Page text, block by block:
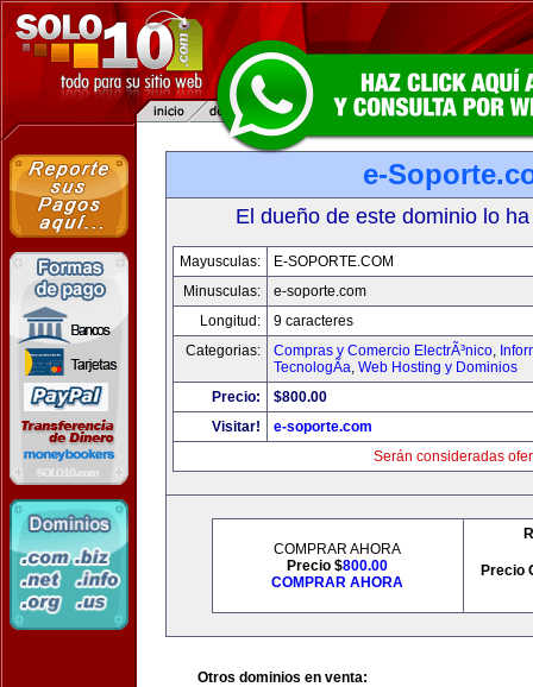
e-
El dueño de este dominio lo
Mayusculas:
E-SOPORTE.COM
Minusculas:
e-soporte.com
Longitud:
9 caracteres
Categorias:
Compras y Comercio ElectrÃ³nico,
TecnologÃ­a, Web Hosting y Dominios
Precio:
$800.00
Visitar!
e-soporte.com
Serán consideradas
COMPRAR AHORA
Precio $800.00
COMPRAR AHORA
Precio
Otros dominios en venta: